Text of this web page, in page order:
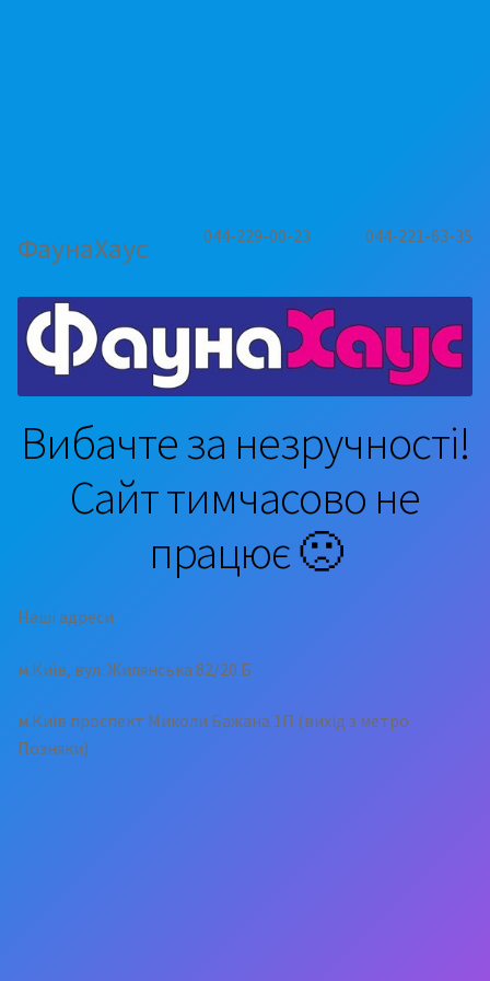
ФаунаХаус 044-229-00-23 044-221-63-35
Вибачте за незручності!
Сайт тимчасово не
працює 🙁
Наші адреси
м.Київ, вул. Жилянська 82/20 Б
м.Київ проспект Миколи Бажана 1П (вихід з метро
Позняки)